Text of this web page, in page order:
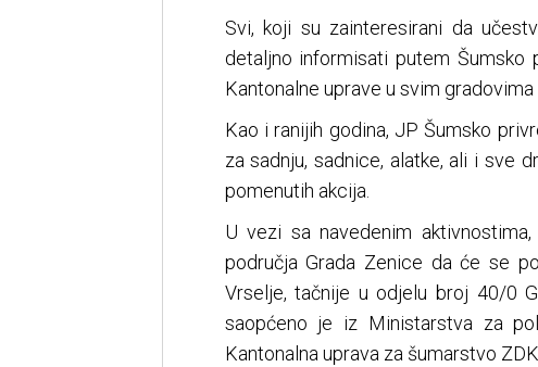
Svi, koji su zainteresirani da
detaljno informisati putem Šumsko
Kantonalne uprave u svim
Kao i ranijih godina, JP Šumsko
za sadnju, sadnice, alatke, ali i sve
pomenutih akcija.
U vezi sa navedenim
područja Grada Zenice da će se
Vrselje, tačnije u odjelu broj 40/0
saopćeno je iz Ministarstva za
Kantonalna uprava za šumarstvo